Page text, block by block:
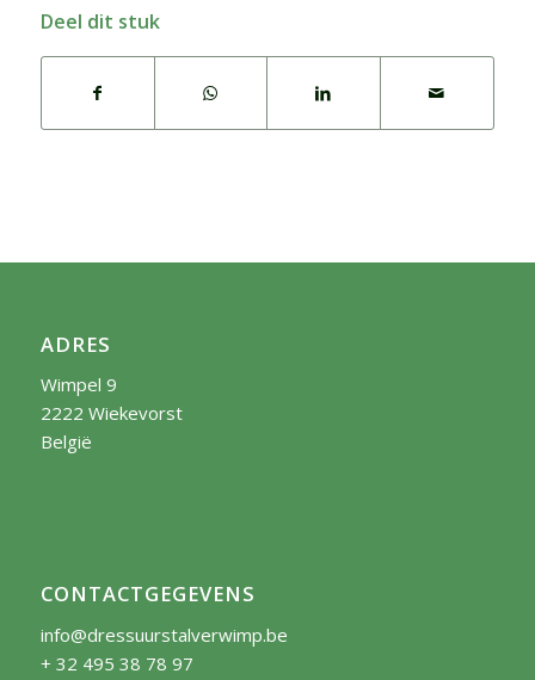
Deel dit stuk
ADRES
Wimpel 9
2222 Wiekevorst
België
CONTACTGEGEVENS
info@dressuurstalverwimp.be
+ 32 495 38 78 97